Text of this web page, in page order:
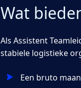
Wat
Als Assistent
stabiele logistieke
Een bruto